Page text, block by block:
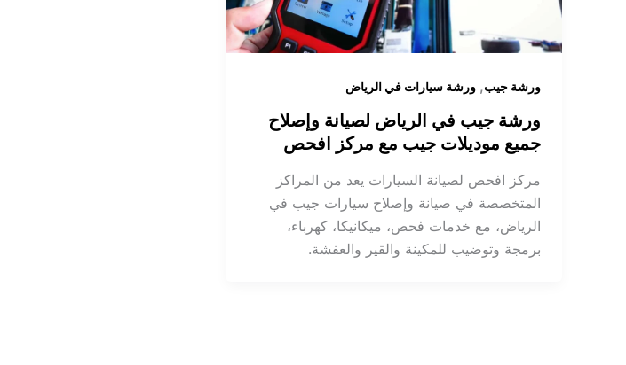
ورشة جيب, ورشة سيارات في الرياض
ورشة جيب في الرياض لصيانة وإصلاح
جميع موديلات جيب مع مركز افحص
مركز افحص لصيانة السيارات يعد من المراكز
المتخصصة في صيانة وإصلاح سيارات جيب في
الرياض، مع خدمات فحص، ميكانيكا، كهرباء،
برمجة وتوضيب للمكينة والقير والعفشة.